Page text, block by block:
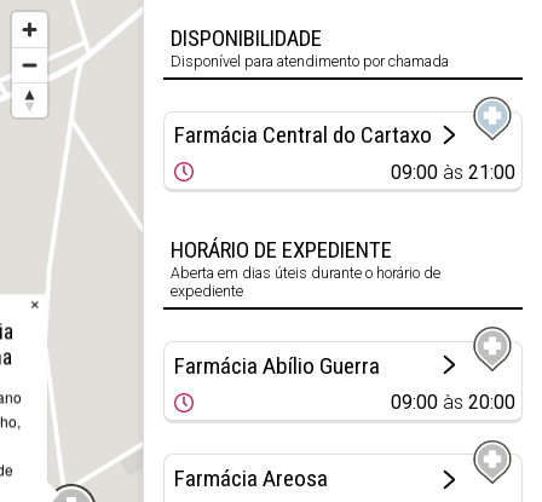
×
DISPONIBILIDADE
Disponível para atendimento por chamada
Farmácia Central do Cartaxo
09:00 às21:00
HORÁRIO DE EXPEDIENTE
Aberta em dias úteis durante o horário de
expediente
Farmácia Abílio Guerra
09:00 às20:00
Farmácia Areosa